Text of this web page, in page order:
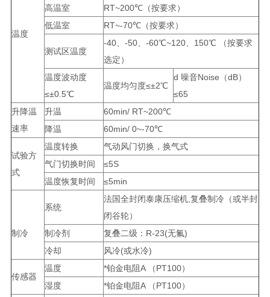
温度
高温室
RT~200℃（按要求）
低温室
RT~-70℃（按要求）
测试区温度
-40、-50、-60℃~120、150℃ （按要求
选定）
温度波动度
≤±0.5℃
温度均匀度≤±2℃
d 噪音Noise（dB）
≤65
升降温
速率
升温
60min/ RT~200℃
降温
60min/ 0~-70℃
试验方
式
温度转换
气动风门切换，换气式
气门切换时间
≤5S
温度恢复时间
≤5min
制冷
系统
法国全封闭泰康压缩机,复叠制冷（或半封
闭谷轮）
制冷剂
复叠二级：R-23(无氟)
冷却
风冷(或水冷)
传感器
温度
*铂金电阻A （PT100）
湿度
*铂金电阻A （PT100）